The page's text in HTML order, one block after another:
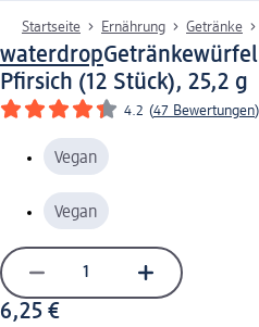
Startseite Ernährung Getränke
waterdrop
Pfirsich (12 Stück), 25,2 g
4.2 (47 Bewertungen)
Vegan
Vegan
6,25 €